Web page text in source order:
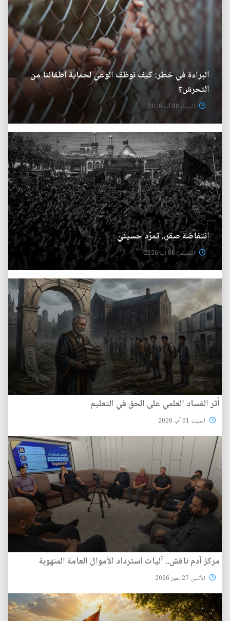
البراءة في خطر: كيف نوظف الوعي لحماية أطفالنا من
التحرش؟
السبت 08 آب 2026
انتفاضة صفر.. تمرّد حسينيّ
الخميس 06 آب 2026
أثر الفساد العلمي على الحق في التعليم
السبت 01 آب 2026
مركز آدم ناقش.. آليات استرداد الأموال العامة المنهوبة
الأثنين 27 تموز 2026